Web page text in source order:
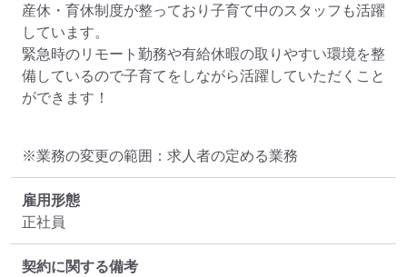
産休・育休制度が整っており子育て中のスタッフも活躍
しています。
緊急時のリモート勤務や有給休暇の取りやすい環境を整
備しているので子育てをしながら活躍していただくこと
ができます！
※業務の変更の範囲：求人者の定める業務
雇用形態
正社員
契約に関する備考